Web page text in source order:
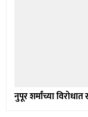
नुपूर शर्मांच्या विरोधात